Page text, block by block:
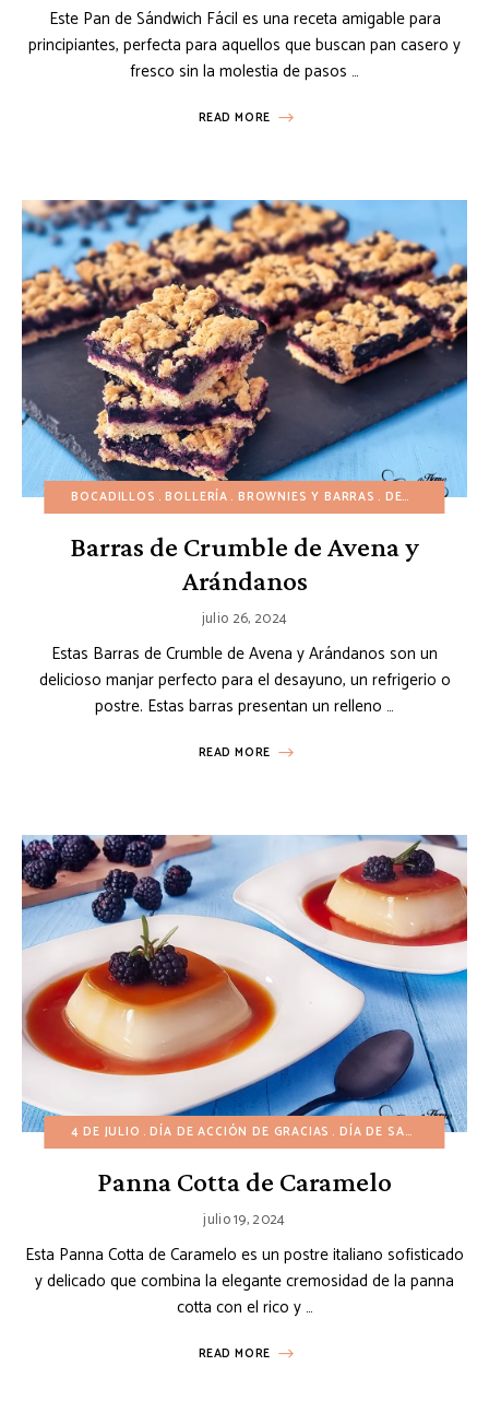
Este Pan de Sándwich Fácil es una receta amigable para
principiantes, perfecta para aquellos que buscan pan casero y
fresco sin la molestia de pasos …
READ MORE
BOCADILLOS BOLLERÍA BROWNIES Y BARRAS DESAYUNO
Barras de Crumble de Avena y
Arándanos
julio 26, 2024
Estas Barras de Crumble de Avena y Arándanos son un
delicioso manjar perfecto para el desayuno, un refrigerio o
postre. Estas barras presentan un relleno …
READ MORE
4 DE JULIO DÍA DE ACCIÓN DE GRACIAS DÍA DE SAN VALENTÍN
Panna Cotta de Caramelo
julio 19, 2024
Esta Panna Cotta de Caramelo es un postre italiano sofisticado
y delicado que combina la elegante cremosidad de la panna
cotta con el rico y …
READ MORE